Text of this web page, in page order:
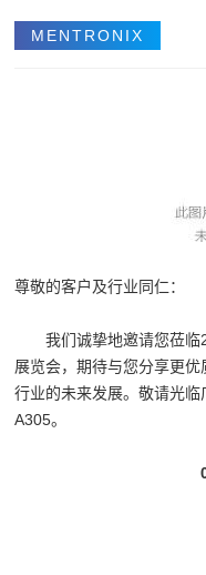
MENTRONIX
尊敬的客户及行业同仁：
我们诚挚地邀请您莅临
展览会，期待与您分享更
行业的未来发展。敬请光
A305。
01